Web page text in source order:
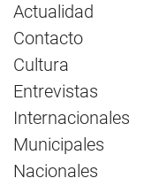
Actualidad
Contacto
Cultura
Entrevistas
Internacionales
Municipales
Nacionales